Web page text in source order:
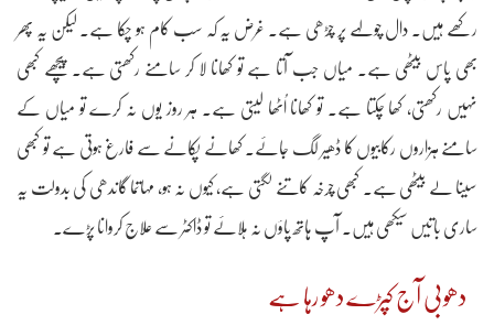
رکھے ہیں۔ دال چولہے پر چڑھی ہے۔ غرض یہ کہ سب کام ہو چکا ہے۔ لیکن یہ پھر
بھی پاس بیٹھی ہے۔ میاں جب آتا ہے تو کھانا لا کر سامنے رکھتی ہے۔ پیچھے کبھی
نہیں رکھتی، کھا چکتا ہے۔ تو کھانا اُٹھا لیتی ہے۔ ہر روز یوں نہ کرے تو میاں کے
سامنے ہزاروں رکابیوں کا ڈھیر لگ جائے۔ کھانے پکانے سے فارغ ہوتی ہے تو کبھی
سینا لے بیٹھی ہے۔ کبھی چرخہ کاتنے لگتی ہے، کیوں نہ ہو، مہاتما گاندھی کی بدولت یہ
ساری باتیں سیکھی ہیں۔ آپ ہاتھ پاؤں نہ ہلائے تو ڈاکٹر سے علاج کروانا پڑے۔
دھوبی آج کپڑے دھو رہا ہے